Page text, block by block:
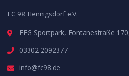
FC 98 Hennigsdorf e.V.
FFG Sportpark, Fontanestraße
03302 2092377
info@fc98.de